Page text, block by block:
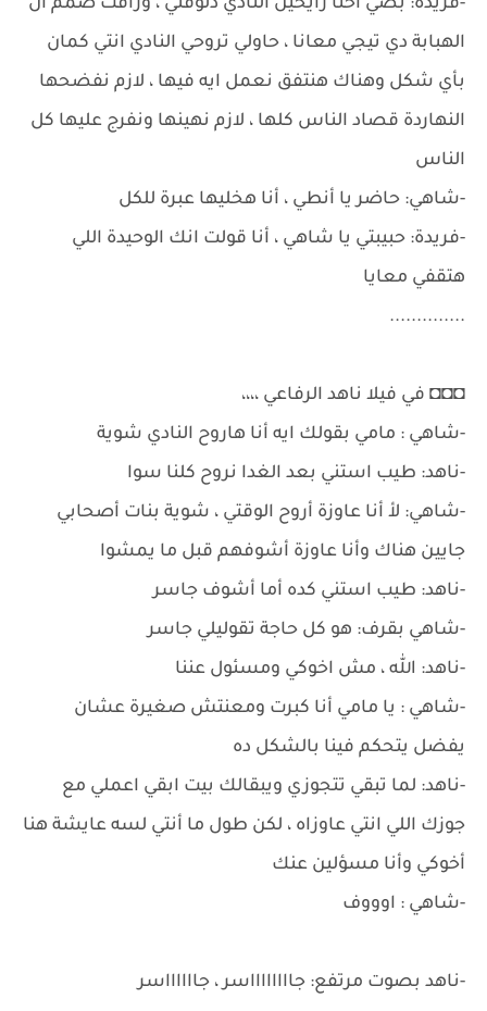
-فريدة: بصي احنا رايحين النادي دلوقتي ، ورأفت صمم ان
الهبابة دي تيجي معانا ، حاولي تروحي النادي انتي كمان
بأي شكل وهناك هنتفق نعمل ايه فيها ، لازم نفضحها
النهاردة قصاد الناس كلها ، لازم نهينها ونفرج عليها كل
الناس
-شاهي: حاضر يا أنطي ، أنا هخليها عبرة للكل
-فريدة: حبيبتي يا شاهي ، أنا قولت انك الوحيدة اللي
هتقفي معايا
..............
◘◘◘ في فيلا ناهد الرفاعي ،،،،
-شاهي : مامي بقولك ايه أنا هاروح النادي شوية
-ناهد: طيب استني بعد الغدا نروح كلنا سوا
-شاهي: لأ أنا عاوزة أروح الوقتي ، شوية بنات أصحابي
جايين هناك وأنا عاوزة أشوفهم قبل ما يمشوا
-ناهد: طيب استني كده أما أشوف جاسر
-شاهي بقرف: هو كل حاجة تقوليلي جاسر
-ناهد: الله ، مش اخوكي ومسئول عننا
-شاهي : يا مامي أنا كبرت ومعنتش صغيرة عشان
يفضل يتحكم فينا بالشكل ده
-ناهد: لما تبقي تتجوزي ويبقالك بيت ابقي اعملي مع
جوزك اللي انتي عاوزاه ، لكن طول ما أنتي لسه عايشة هنا
أخوكي وأنا مسؤلين عنك
-شاهي : اوووف
-ناهد بصوت مرتفع: جااااااااسر ، جااااااسر